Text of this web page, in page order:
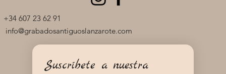
+34 607 23 62 91
info@grabadosantiguoslanzarote.com
Suscríbete a nuestra